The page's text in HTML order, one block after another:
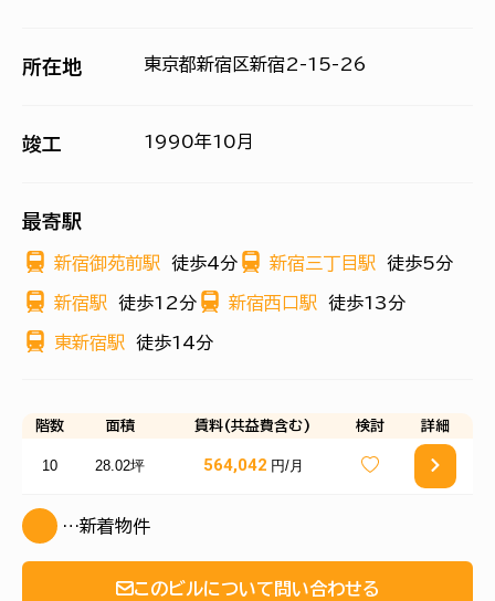
所在地 東京都新宿区新宿2-15-26
竣工 1990年10月
最寄駅
新宿御苑前駅 徒歩4分 新宿三丁目駅 徒歩5分
新宿駅 徒歩12分 新宿西口駅 徒歩13分
東新宿駅 徒歩14分
階数 面積 賃料(共益費含む) 検討 詳細
10 28.02坪 564,042 円/月
…新着物件
このビルについて問い合わせる